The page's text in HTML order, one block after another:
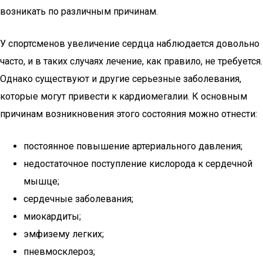
возникать по различным причинам.
У спортсменов увеличение сердца наблюдается довольно
часто, и в таких случаях лечение, как правило, не требуется.
Однако существуют и другие серьезные заболевания,
которые могут привести к кардиомегалии. К основным
причинам возникновения этого состояния можно отнести:
постоянное повышение артериального давления;
недостаточное поступление кислорода к сердечной
мышце;
сердечные заболевания;
миокардиты;
эмфизему легких;
пневмосклероз;